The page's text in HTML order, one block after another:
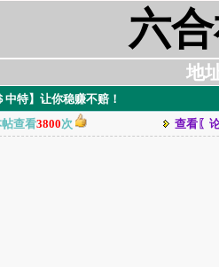
六
地
特】让你稳赚不赔！
查看3800次 查看〖